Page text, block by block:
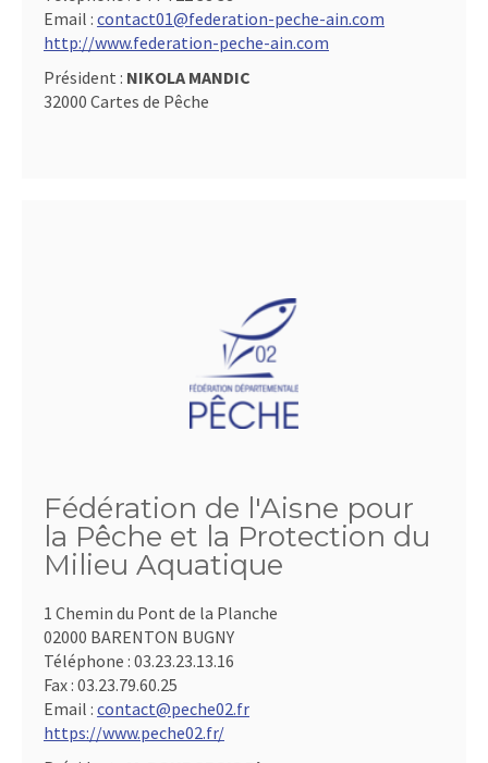
Email : contact01@federation-peche-ain.com
http://www.federation-peche-ain.com
Président : NIKOLA MANDIC
32000 Cartes de Pêche
Fédération de l'Aisne pour
la Pêche et la Protection du
Milieu Aquatique
1 Chemin du Pont de la Planche
02000 BARENTON BUGNY
Téléphone : 03.23.23.13.16
Fax : 03.23.79.60.25
Email : contact@peche02.fr
https://www.peche02.fr/